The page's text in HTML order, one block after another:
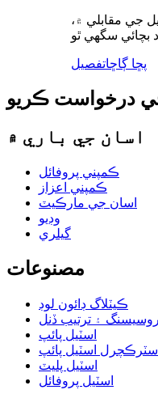
جي مقابلي ۾،
پڇا ڳاڇاتفصيل
درخواست ڪريو
اسان جي باري ۾
ڪمپني پروفائل
ڪمپني اعزاز
اسان جي مارڪيٽ
وڊيو
گيلري
مصنوعات
ڪيٽلاگ ڊائون لوڊ
۽ ترتيب ڏنل
اسٽيل پائپ
اسٽرڪچرل اسٽيل پائپ
اسٽيل پليٽ
اسٽيل پروفائل